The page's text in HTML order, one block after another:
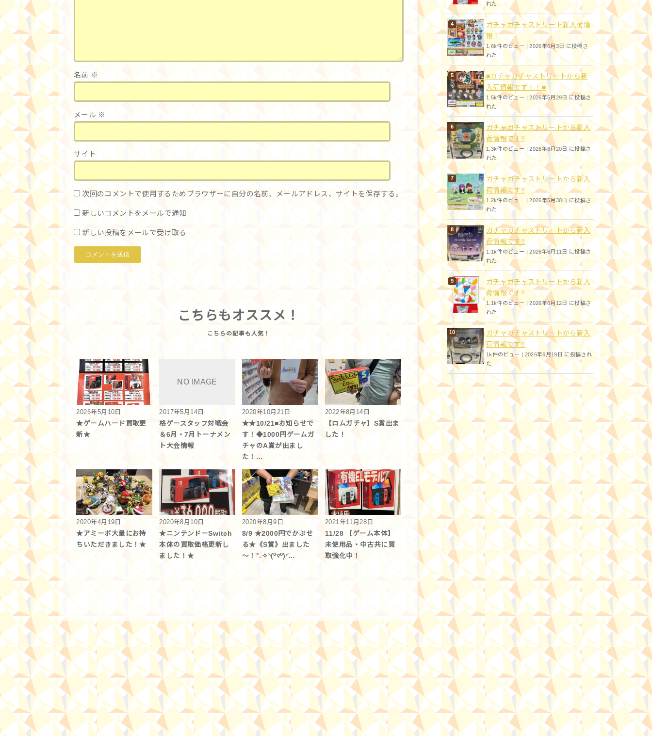
名前 ※
メール ※
サイト
次回のコメントで使用するためブラウザーに自分の名前、メールアドレス、サイトを保存する。
新しいコメントをメールで通知
新しい投稿をメールで受け取る
こちらもオススメ！
2026年5月10日
★ゲームハード買取更
新★
2017年5月14日
格ゲースタッフ対戦会
＆6月・7月トーナメン
ト大会情報
2020年10月21日
★★10/21■お知らせで
す！◆1000円ゲームガ
チャのA賞が出まし
た！…
2022年8月14日
【ロムガチャ】S賞出ま
した！
2020年4月19日
★アミーボ大量にお持
ちいただきました！★
2020年8月10日
★ニンテンドーSwitch
本体の買取価格更新し
ました！★
2020年8月9日
8/9 ★2000円でかぷせ
る★《S賞》出ました
～！°˖✧◝(⁰▿⁰)◜…
2021年11月28日
11/28 【ゲーム本体】
未使用品・中古共に買
取強化中！
れた
ガチャガチャストリート新入荷情
報！
1.6k件のビュー |2026年6月3日 に投稿さ
れた
■ガチャガチャストリートから新
入荷情報です！！■
1.5k件のビュー |2026年5月29日 に投稿さ
れた
ガチャガチャストリートから新入
荷情報です!!
1.3k件のビュー|2026年6月20日 に投稿さ
れた
ガチャガチャストリートから新入
荷情報です!!
1.2k件のビュー |2026年5月30日 に投稿さ
れた
ガチャガチャストリートから新入
荷情報です!!
1.1k件のビュー|2026年6月11日 に投稿さ
れた
ガチャガチャストリートから新入
荷情報です!!
1.1k件のビュー |2026年6月12日 に投稿さ
れた
ガチャガチャストリートから新入
荷情報です!!
1k件のビュー |2026年6月19日 に投稿され
た